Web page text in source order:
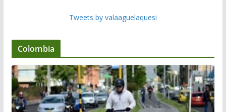
Tweets by valaaguelaquesi
Colombia